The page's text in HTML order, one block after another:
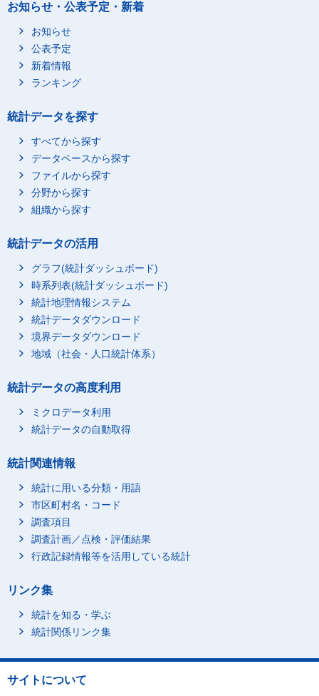
お知らせ・公表予定・新着
お知らせ
公表予定
新着情報
ランキング
統計データを探す
すべてから探す
データベースから探す
ファイルから探す
分野から探す
組織から探す
統計データの活用
グラフ(統計ダッシュボード)
時系列表(統計ダッシュボード)
統計地理情報システム
統計データダウンロード
境界データダウンロード
地域（社会・人口統計体系）
統計データの高度利用
ミクロデータ利用
統計データの自動取得
統計関連情報
統計に用いる分類・用語
市区町村名・コード
調査項目
調査計画／点検・評価結果
行政記録情報等を活用している統計
リンク集
統計を知る・学ぶ
統計関係リンク集
サイトについて